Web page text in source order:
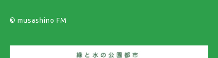
©︎ musashino FM